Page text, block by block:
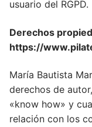
usuario del RGPD.
Derechos
https://
María Bautista
derechos de
«know how» y
relación con los